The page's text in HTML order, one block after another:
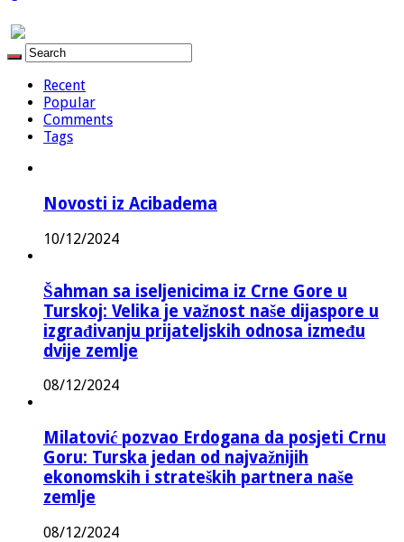
Recent
Popular
Comments
Tags
Novosti iz Acibadema
10/12/2024
Šahman sa iseljenicima iz Crne Gore u
Turskoj: Velika je važnost naše dijaspore u
izgrađivanju prijateljskih odnosa između
dvije zemlje
08/12/2024
Milatović pozvao Erdogana da posjeti Crnu
Goru: Turska jedan od najvažnijih
ekonomskih i strateških partnera naše
zemlje
08/12/2024